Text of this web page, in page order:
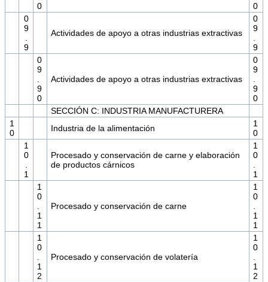
0
0
0
9
.
9
Actividades de apoyo a otras industrias extractivas
0
9
.
9
0
9
.
9
0
Actividades de apoyo a otras industrias extractivas
0
9
.
9
0
SECCIÓN C: INDUSTRIA MANUFACTURERA
1
0
Industria de la alimentación
1
0
1
0
.
1
Procesado y conservación de carne y elaboración
de productos cárnicos
1
0
.
1
1
0
.
1
1
Procesado y conservación de carne
1
0
.
1
1
1
0
.
1
2
Procesado y conservación de volatería
1
0
.
1
2